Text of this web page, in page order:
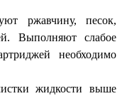
ржавчину, песок,
Выполняют слабое
необходимо
жидкости выше